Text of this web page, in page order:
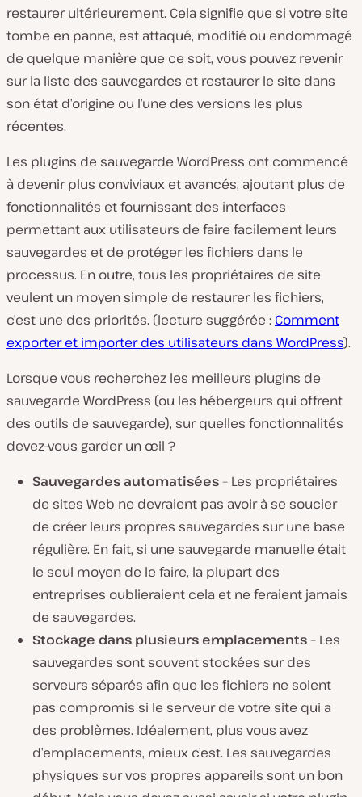
restaurer ultérieurement. Cela signifie que si votre site
tombe en panne, est attaqué, modifié ou endommagé
de quelque manière que ce soit, vous pouvez revenir
sur la liste des sauvegardes et restaurer le site dans
son état d’origine ou l’une des versions les plus
récentes.
Les plugins de sauvegarde WordPress ont commencé
à devenir plus conviviaux et avancés, ajoutant plus de
fonctionnalités et fournissant des interfaces
permettant aux utilisateurs de faire facilement leurs
sauvegardes et de protéger les fichiers dans le
processus. En outre, tous les propriétaires de site
veulent un moyen simple de restaurer les fichiers,
c’est une des priorités. (lecture suggérée : Comment
exporter et importer des utilisateurs dans WordPress).
Lorsque vous recherchez les meilleurs plugins de
sauvegarde WordPress (ou les hébergeurs qui offrent
des outils de sauvegarde), sur quelles fonctionnalités
devez-vous garder un œil ?
Sauvegardes automatisées– Les propriétaires
de sites Web ne devraient pas avoir à se soucier
de créer leurs propres sauvegardes sur une base
régulière. En fait, si une sauvegarde manuelle était
le seul moyen de le faire, la plupart des
entreprises oublieraient cela et ne feraient jamais
de sauvegardes.
Stockage dans plusieurs emplacements– Les
sauvegardes sont souvent stockées sur des
serveurs séparés afin que les fichiers ne soient
pas compromis si le serveur de votre site qui a
des problèmes. Idéalement, plus vous avez
d’emplacements, mieux c’est. Les sauvegardes
physiques sur vos propres appareils sont un bon